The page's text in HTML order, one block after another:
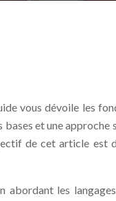
vous dévoile les
et une
de cet article
les